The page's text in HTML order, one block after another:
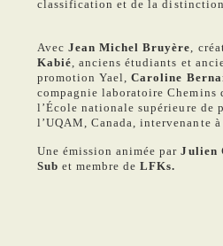
classification et de la
Avec Jean Michel Bruyère,
Kabié, anciens étudiants et
promotion Yael,Caroline
compagnie laboratoire Chemins
l’École nationale supérieure de
l’UQAM, Canada, intervenante
Une émission animée parJulien
Sub et membre deLFKs.